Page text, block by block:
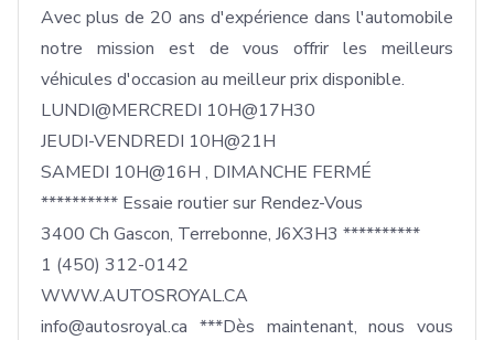
Avec plus de 20 ans d'expérience dans l'automobile
notre mission est de vous offrir les meilleurs
véhicules d'occasion au meilleur prix disponible.
LUNDI@MERCREDI 10H@17H30
JEUDI-VENDREDI 10H@21H
SAMEDI 10H@16H , DIMANCHE FERMÉ
********** Essaie routier sur Rendez-Vous
3400 Ch Gascon, Terrebonne, J6X3H3 **********
1 (450) 312-0142
WWW.AUTOSROYAL.CA
info@autosroyal.ca ***Dès maintenant, nous vous